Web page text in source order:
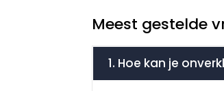
Meest gestelde
1. Hoe kan je